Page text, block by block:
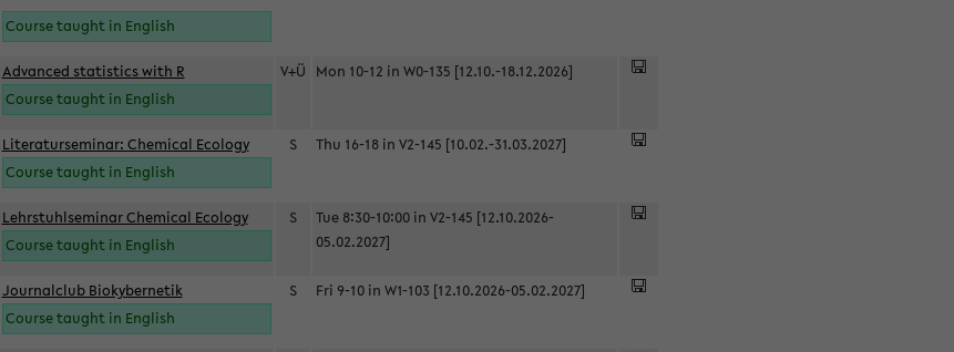
Course taught in English
Advanced statistics with R
Course taught in English
V+Ü Mon 10-12 in W0-135 [12.10.-18.12.2026]
Literaturseminar: Chemical Ecology
Course taught in English
S Thu 16-18 in V2-145 [10.02.-31.03.2027]
Lehrstuhlseminar Chemical Ecology
Course taught in English
S
Tue 8:30-10:00 in V2-145 [12.10.2026-
05.02.2027]
Journalclub Biokybernetik
Course taught in English
S Fri 9-10 in W1-103 [12.10.2026-05.02.2027]